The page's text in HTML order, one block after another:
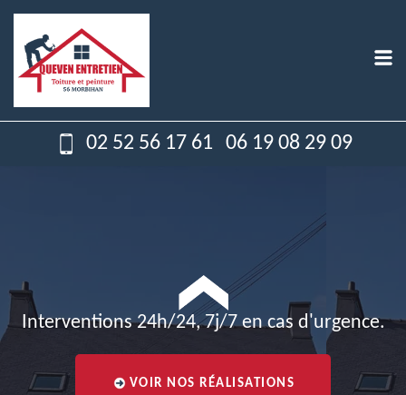
02 52 56 17 61 06 19 08 29 09
Interventions 24h/24, 7j/7 en cas d'urgence.
VOIR NOS RÉALISATIONS